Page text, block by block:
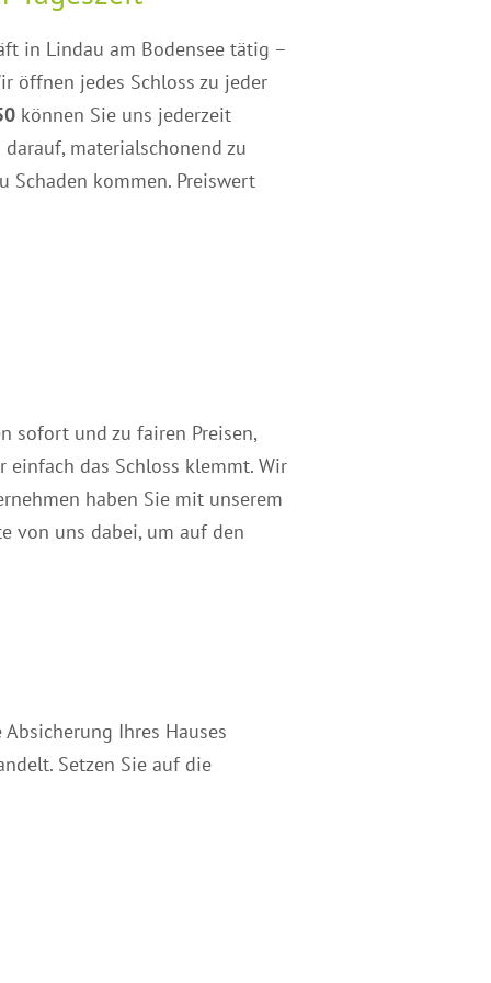
in Lindau am Bodensee tätig –
öffnen jedes Schloss zu jeder
können Sie uns jederzeit
materialschonend zu
Schaden kommen. Preiswert
sofort und zu fairen Preisen,
das Schloss klemmt. Wir
haben Sie mit unserem
von uns dabei, um auf den
Ihres Hauses
Setzen Sie auf die